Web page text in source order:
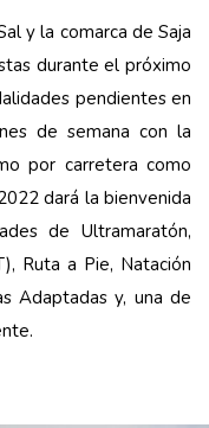
y la comarca de Saja
durante el próximo
pendientes en
de semana con la
por carretera como
dará la bienvenida
de Ultramaratón,
Ruta a Pie, Natación
Adaptadas y, una de